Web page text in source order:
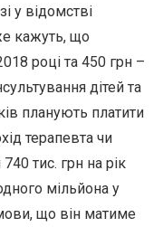
у відомстві
кажуть, що
році та 450 грн –
дітей та
планують платити
терапевта чи
тис. грн на рік
мільйона у
що він матиме